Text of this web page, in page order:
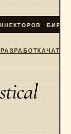
· БИРЖИ
РАЗРАБОТКАЧАТ